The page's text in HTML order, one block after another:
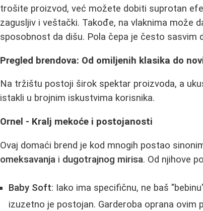
trošite proizvod, već možete dobiti suprotan
zagusljiv i veštački. Takođe, na vlaknima može
sposobnost da dišu. Pola čepa je često sasvim
Pregled brendova: Od omiljenih klasika do
Na tržištu postoji širok spektar proizvoda, a
istakli u brojnim iskustvima korisnika.
Ornel - Kralj mekoće i postojanosti
Ovaj domaći brend je kod mnogih postao
omeksavanja i dugotrajnog mirisa. Od njihove
Baby Soft: Iako ima specifičnu, ne baš
izuzetno je postojan. Garderoba oprana ovim